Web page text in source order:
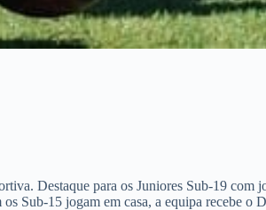
Destaque para os Juniores Sub-19
Sub-15 jogam em casa, a equipa recebe o